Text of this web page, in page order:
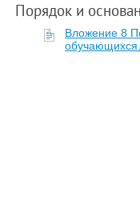
Порядок и
Вложение 8